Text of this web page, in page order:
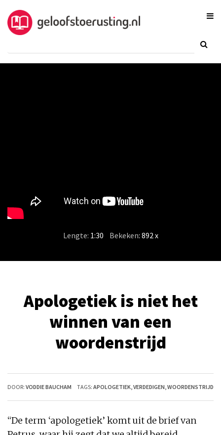
Lengte: 1:30 Bekeken: 892 x
Apologetiek is niet het
winnen van een
woordenstrijd
DOOR: VODDIE BAUCHAM TAGS: APOLOGETIEK VERDEDIGEN WOORDENSTRIJD
“De term ‘apologetiek’ komt uit de brief van